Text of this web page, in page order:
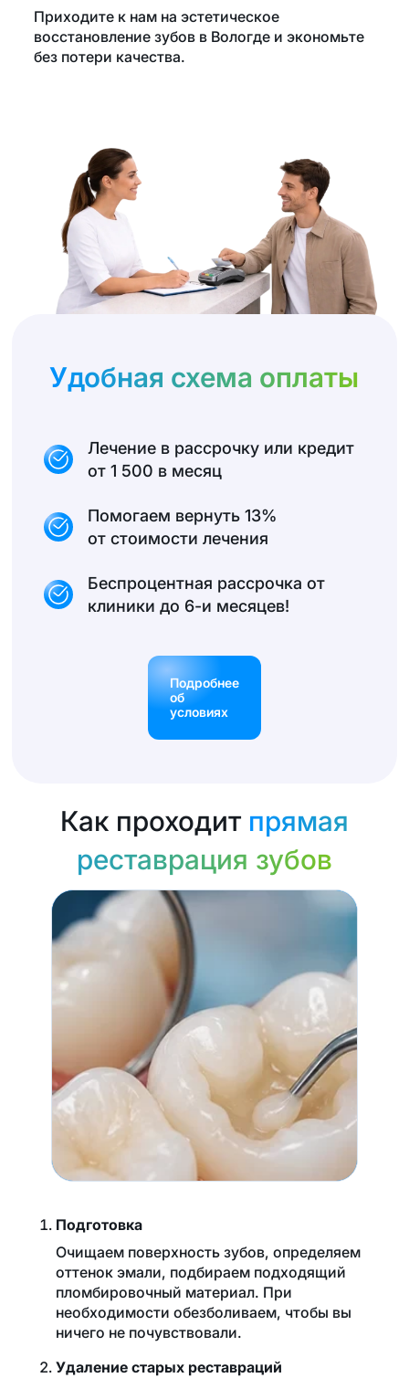
Приходите к нам на эстетическое
восстановление зубов в Вологде и экономьте
без потери качества.
Удобная схема оплаты
Лечение в рассрочку или кредит
от 1 500 в месяц
Помогаем вернуть 13%
от стоимости лечения
Беспроцентная рассрочка от
клиники до 6-и месяцев!
Подробнее
об
условиях
Как проходит прямая
реставрация зубов
Подготовка
Очищаем поверхность зубов, определяем
оттенок эмали, подбираем подходящий
пломбировочный материал. При
необходимости обезболиваем, чтобы вы
ничего не почувствовали.
Удаление старых реставраций